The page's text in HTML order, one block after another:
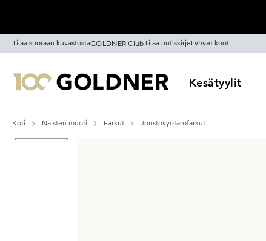
Tilaa suoraan kuvastostaGOLDNER ClubTilaa uutiskirjeLyhyet koot
Kesätyylit
Koti Naisten muoti Farkut
Joustovyötäröfarkut